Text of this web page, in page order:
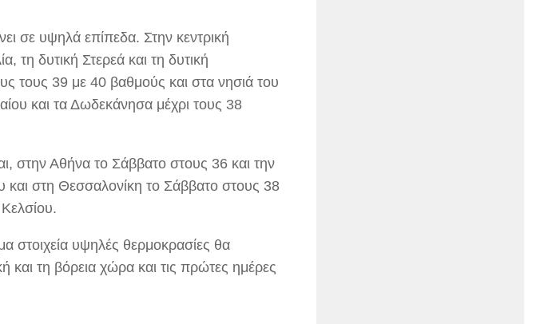
σε υψηλά επίπεδα. Στην κεντρική
τη δυτική Στερεά και τη δυτική
τους 39 με 40 βαθμούς και στα νησιά του
και τα Δωδεκάνησα μέχρι τους 38
στην Αθήνα το Σάββατο στους 36 και την
και στη Θεσσαλονίκη το Σάββατο στους 38
στοιχεία υψηλές θερμοκρασίες θα
και τη βόρεια χώρα και τις πρώτες ημέρες